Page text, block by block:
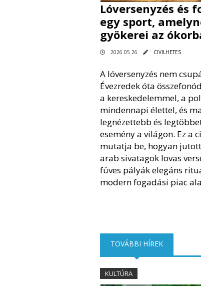
Lóversenyzés és
egy sport,
gyökerei az
2026.05.26 CIVILHETES
A lóversenyzés nem
Évezredek óta
a kereskedelemmel, a
mindennapi élettel, és
legnézettebb és
esemény a világon. Ez a
mutatja be, hogyan
arab sivatagok lovas
füves pályák elegáns
modern fogadási piac
TOVÁBBI HÍREK(AKTÍV FÜL)
KULTÚRA